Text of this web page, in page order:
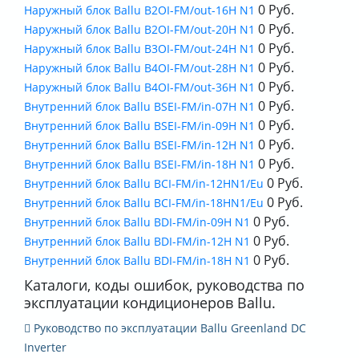
Наружный блок Ballu B2OI-FM/out-16H N1 0 Руб.
Наружный блок Ballu B2OI-FM/out-20H N1 0 Руб.
Наружный блок Ballu B3OI-FM/out-24H N1 0 Руб.
Наружный блок Ballu B4OI-FM/out-28H N1 0 Руб.
Наружный блок Ballu B4OI-FM/out-36H N1 0 Руб.
Внутренний блок Ballu BSEI-FM/in-07H N1 0 Руб.
Внутренний блок Ballu BSEI-FM/in-09H N1 0 Руб.
Внутренний блок Ballu BSEI-FM/in-12H N1 0 Руб.
Внутренний блок Ballu BSEI-FM/in-18H N1 0 Руб.
Внутренний блок Ballu BCI-FM/in-12HN1/Eu 0 Руб.
Внутренний блок Ballu BCI-FM/in-18HN1/Eu 0 Руб.
Внутренний блок Ballu BDI-FM/in-09H N1 0 Руб.
Внутренний блок Ballu BDI-FM/in-12H N1 0 Руб.
Внутренний блок Ballu BDI-FM/in-18H N1 0 Руб.
Каталоги, коды ошибок, руководства по
эксплуатации кондиционеров Ballu.
Руководство по эксплуатации Ballu Greenland DC
Inverter